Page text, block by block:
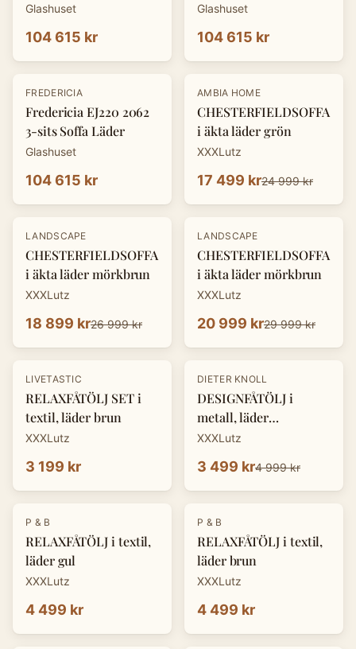
Glashuset
104 615 kr
Glashuset
104 615 kr
FREDERICIA
Fredericia EJ220 2062
3-sits Soffa Läder
Glashuset
104 615 kr
-30%
AMBIA HOME
CHESTERFIELDSOFFA
i äkta läder grön
XXXLutz
17 499 kr24 999 kr
- 30%
LANDSCAPE
CHESTERFIELDSOFFA
i äkta läder mörkbrun
XXXLutz
18 899 kr26 999 kr
- 30%
LANDSCAPE
CHESTERFIELDSOFFA
i äkta läder mörkbrun
XXXLutz
20 999 kr29 999 kr
LIVETASTIC
RELAXFÅTÖLJ SET i
textil, läder brun
XXXLutz
3 199 kr
-30%
DIETER KNOLL
DESIGNFÅTÖLJ i
metall, läder
cognacfärgad
XXXLutz
3 499 kr4 999 kr
P & B
RELAXFÅTÖLJ i textil,
läder gul
XXXLutz
4 499 kr
P & B
RELAXFÅTÖLJ i textil,
läder brun
XXXLutz
4 499 kr